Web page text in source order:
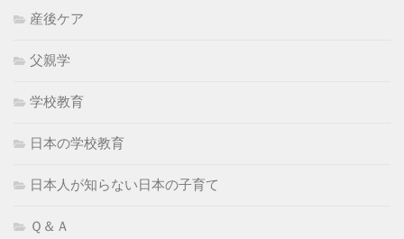
産後ケア
父親学
学校教育
日本の学校教育
日本人が知らない日本の子育て
Ｑ＆Ａ